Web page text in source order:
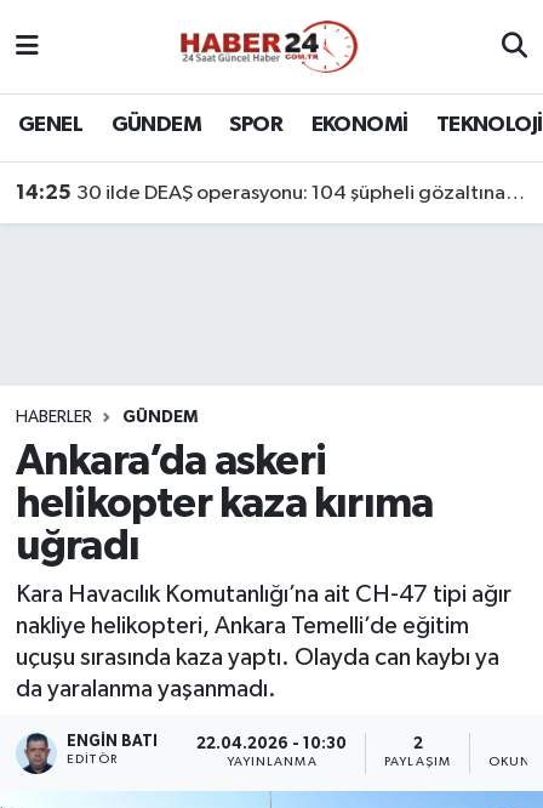
GENEL GÜNDEM SPOR EKONOMİ TEKNOLOJİ
14:25 30 ilde DEAŞ operasyonu: 104 şüpheli gözaltına alındı
HABERLER GÜNDEM
Ankara’da askeri
helikopter kaza kırıma
uğradı
Kara Havacılık Komutanlığı’na ait CH-47 tipi ağır
nakliye helikopteri, Ankara Temelli’de eğitim
uçuşu sırasında kaza yaptı. Olayda can kaybı ya
da yaralanma yaşanmadı.
ENGIN BATI
EDITÖR
22.04.2026 - 10:30
YAYINLANMA
2
PAYLAŞIM
Nöbetçi Eczaneler
Son Dakika Haberleri
Haber Arşivi